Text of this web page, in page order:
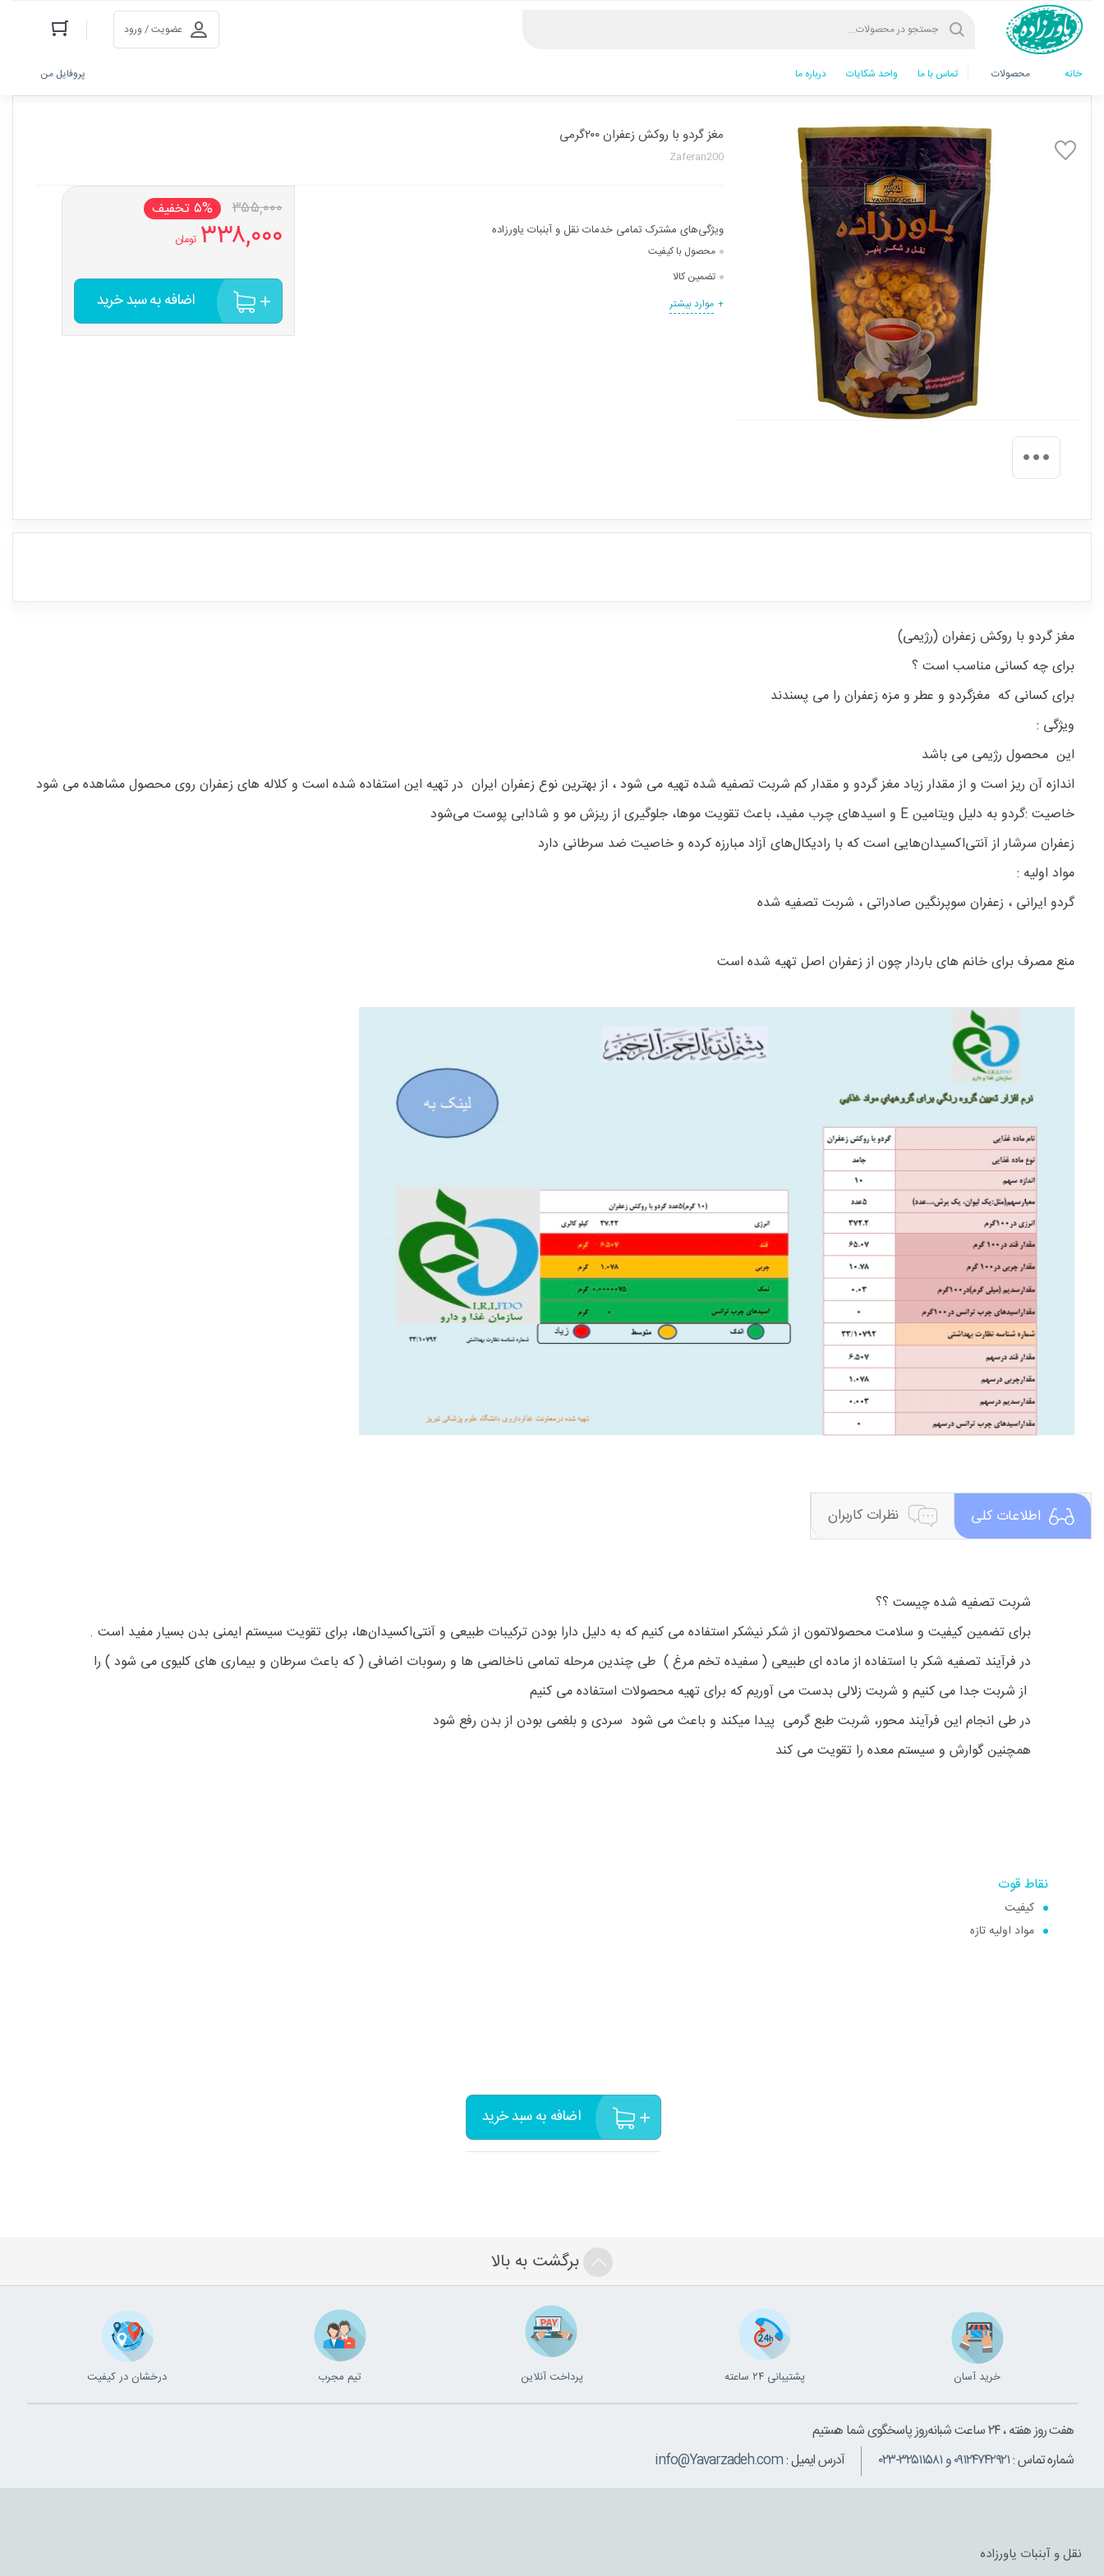
عضویت / ورود
خانه محصولات تماس با ما واحد شکایات درباره ما پروفایل من
مغز گردو با روکش زعفران ۲۰۰گرمی
Zaferan200
محصول با کیفیت
تضمین کالا
موارد بیشتر
۳۵۵,۰۰۰ ۵% تخفیف
۳۳۸,۰۰۰ تومان
اضافه به سبد خرید
مغز گردو با روکش زعفران (رژیمی)
برای چه کسانی مناسب است ؟
برای کسانی که مغزگردو و عطر و مزه زعفران را می پسندند
ویژگی :
این محصول رژیمی می باشد
اندازه آن ریز است و از مقدار زیاد مغز گردو و مقدار کم شربت تصفیه شده تهیه می شود ، از بهترین نوع زعفران ایران در تهیه این استفاده شده است و کلاله های زعفران روی محصول مشاهده می شود
خاصیت :گردو به دلیل ویتامین E و اسیدهای چرب مفید، باعث تقویت موها، جلوگیری از ریزش مو و شادابی پوست می‌شود
زعفران سرشار از آنتی‌اکسیدان‌هایی است که با رادیکال‌های آزاد مبارزه کرده و خاصیت ضد سرطانی دارد
مواد اولیه :
گردو ایرانی ، زعفران سوپرنگین صادراتی ، شربت تصفیه شده
منع مصرف برای خانم های باردار چون از زعفران اصل تهیه شده است
اطلاعات کلی نظرات کاربران
شربت تصفیه شده چیست ؟؟
برای تضمین کیفیت و سلامت محصولاتمون از شکر نیشکر استفاده می کنیم که به دلیل دارا بودن ترکیبات طبیعی و آنتی‌اکسیدان‌ها، برای تقویت سیستم ایمنی بدن بسیار مفید است .
در فرآیند تصفیه شکر با استفاده از ماده ای طبیعی ( سفیده تخم مرغ ) طی چندین مرحله تمامی ناخالصی ها و رسوبات اضافی ( که باعث سرطان و بیماری های کلیوی می شود ) را
از شربت جدا می کنیم و شربت زلالی بدست می آوریم که برای تهیه محصولات استفاده می کنیم
در طی انجام این فرآیند محور، شربت طبع گرمی پیدا میکند و باعث می شود سردی و بلغمی بودن از بدن رفع شود
همچنین گوارش و سیستم معده را تقویت می کند
نقاط قوت
کیفیت
مواد اولیه تازه
اضافه به سبد خرید
برگشت به بالا
خرید آسان پشتیبانی ۲۴ ساعته پرداخت آنلاین تیم مجرب درخشان در کیفیت
هفت روز هفته ، ۲۴ ساعت شبانه‌روز پاسخگوی شما هستیم
شماره تماس :۰۹۱۲۴۷۴۲۹۲۱ و ۳۲۵۱۱۵۸۱-۰۲۳ آدرس ایمیل :info@Yavarzadeh.com
نقل و آبنبات یاورزاده